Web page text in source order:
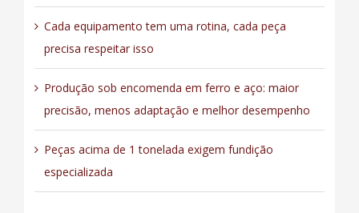
Cada equipamento tem uma rotina, cada peça
precisa respeitar isso
Produção sob encomenda em ferro e aço: maior
precisão, menos adaptação e melhor desempenho
Peças acima de 1 tonelada exigem fundição
especializada